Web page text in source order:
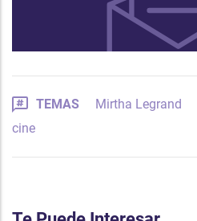
TEMAS Mirtha Legrand
cine